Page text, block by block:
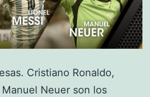
Cristiano Ronaldo,
Neuer son los